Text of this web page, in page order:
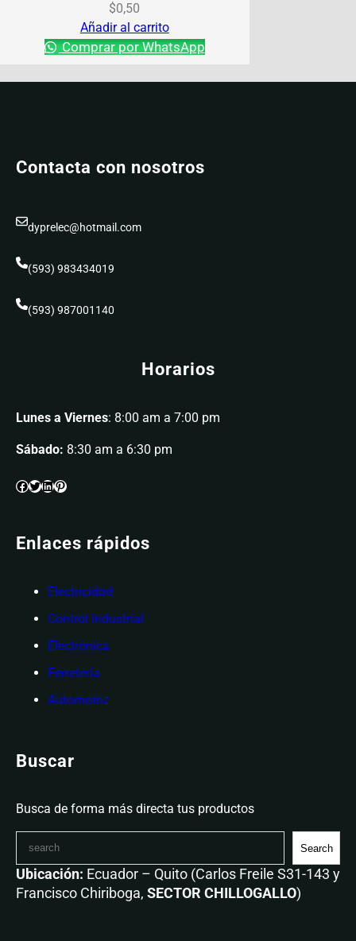
$0,50
Añadir al carrito
Comprar por WhatsApp
Contacta con nosotros
dyprelec@hotmail.com
(593) 983434019
(593) 987001140
Horarios
Lunes a Viernes: 8:00 am a 7:00 pm
Sábado: 8:30 am a 6:30 pm
Enlaces rápidos
Electricidad
Control Industrial
Electrónica
Ferretería
Automotriz
Buscar
Busca de forma más directa tus productos
Search
Ubicación: Ecuador – Quito (Carlos Freile S31-143 y
Francisco Chiriboga, SECTOR CHILLOGALLO)